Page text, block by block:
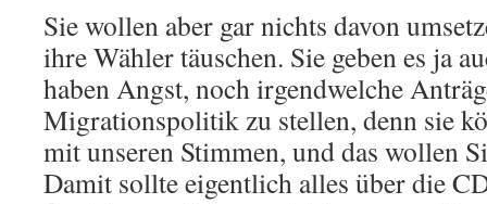
Sie wollen aber gar nichts davon
ihre Wähler täuschen. Sie geben es ja
haben Angst, noch irgendwelche
Migrationspolitik zu stellen, denn sie
mit unseren Stimmen, und das wollen
Damit sollte eigentlich alles über die